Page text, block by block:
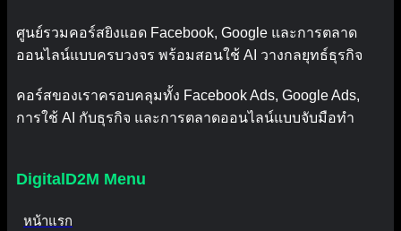
ศูนย์รวมคอร์สยิงแอด Facebook, Google และการตลาด
ออนไลน์แบบครบวงจร พร้อมสอนใช้ AI วางกลยุทธ์ธุรกิจ
คอร์สของเราครอบคลุมทั้ง Facebook Ads, Google Ads,
การใช้ AI กับธุรกิจ และการตลาดออนไลน์แบบจับมือทำ
DigitalD2M Menu
หน้าแรก